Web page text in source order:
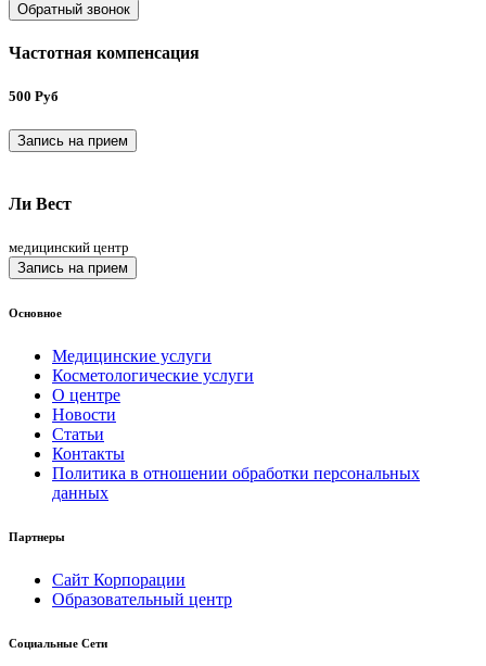
Обратный звонок
Частотная компенсация
500 Руб
Запись на прием
Ли Вест
медицинский центр
Запись на прием
Основное
Медицинские услуги
Косметологические услуги
О центре
Новости
Статьи
Контакты
Политика в отношении обработки персональных
данных
Партнеры
Сайт Корпорации
Образовательный центр
Социальные Сети